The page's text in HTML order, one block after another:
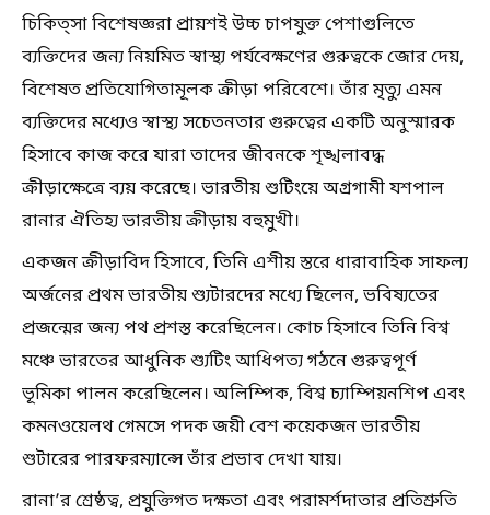
চিকিত্সা বিশেষজ্ঞরা প্রায়শই উচ্চ চাপযুক্ত পেশাগুলিতে
ব্যক্তিদের জন্য নিয়মিত স্বাস্থ্য পর্যবেক্ষণের গুরুত্বকে জোর দেয়,
বিশেষত প্রতিযোগিতামূলক ক্রীড়া পরিবেশে। তাঁর মৃত্যু এমন
ব্যক্তিদের মধ্যেও স্বাস্থ্য সচেতনতার গুরুত্বের একটি অনুস্মারক
হিসাবে কাজ করে যারা তাদের জীবনকে শৃঙ্খলাবদ্ধ
ক্রীড়াক্ষেত্রে ব্যয় করেছে। ভারতীয় শুটিংয়ে অগ্রগামী যশপাল
রানার ঐতিহ্য ভারতীয় ক্রীড়ায় বহুমুখী।
একজন ক্রীড়াবিদ হিসাবে, তিনি এশীয় স্তরে ধারাবাহিক সাফল্য
অর্জনের প্রথম ভারতীয় শ্যুটারদের মধ্যে ছিলেন, ভবিষ্যতের
প্রজন্মের জন্য পথ প্রশস্ত করেছিলেন। কোচ হিসাবে তিনি বিশ্ব
মঞ্চে ভারতের আধুনিক শ্যুটিং আধিপত্য গঠনে গুরুত্বপূর্ণ
ভূমিকা পালন করেছিলেন। অলিম্পিক, বিশ্ব চ্যাম্পিয়নশিপ এবং
কমনওয়েলথ গেমসে পদক জয়ী বেশ কয়েকজন ভারতীয়
শুটারের পারফরম্যান্সে তাঁর প্রভাব দেখা যায়।
রানা’র শ্রেষ্ঠত্ব, প্রযুক্তিগত দক্ষতা এবং পরামর্শদাতার প্রতিশ্রুতি